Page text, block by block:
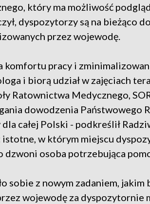
który ma możliwość
dyspozytorzy są na bieżąco
przez wojewodę.
komfortu pracy i
i biorą udział w zajęciach
Ratownictwa Medycznego,
dowodzenia Państwowego
całej Polski - podkreślił
istotne, w którym miejscu
dzwoni osoba potrzebująca
sobie z nowym zadaniem, jakim
wojewodę za dyspozytornie